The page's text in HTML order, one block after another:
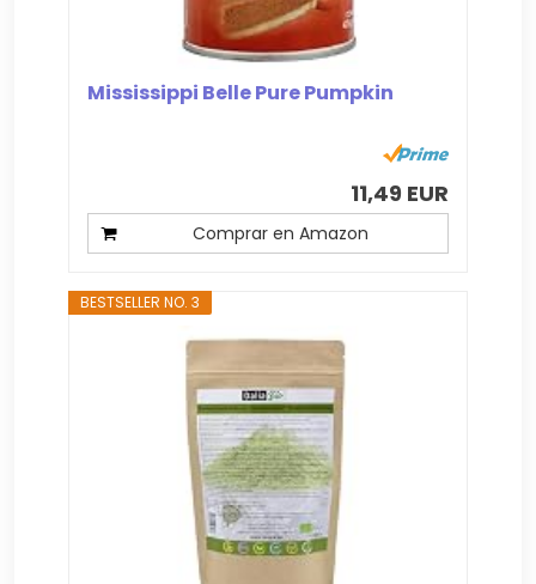
Mississippi Belle Pure Pumpkin
11,49 EUR
Comprar en Amazon
BESTSELLER NO. 3